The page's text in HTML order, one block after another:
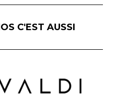
C'EST AUSSI